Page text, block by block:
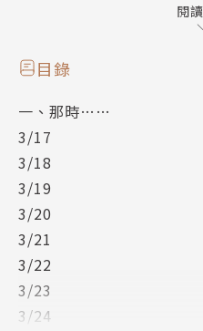
——爸、媽，一起到立法
——我不怕衝突流血 ，只
——如果自由民主注定將死
………
2014年3月18日夜，一群
嶼民主史上的新頁，外界
上，隨著議題的深化、延
省，參與人數、族群、業
起這場運動的已經不只是
族、社會人士、大眾資源
發，盡其所能，進退有據
狀況來看，具有相當程度
閱
目錄
一、那時……
3/17
3/18
3/19
3/20
3/21
3/22
3/23
3/24